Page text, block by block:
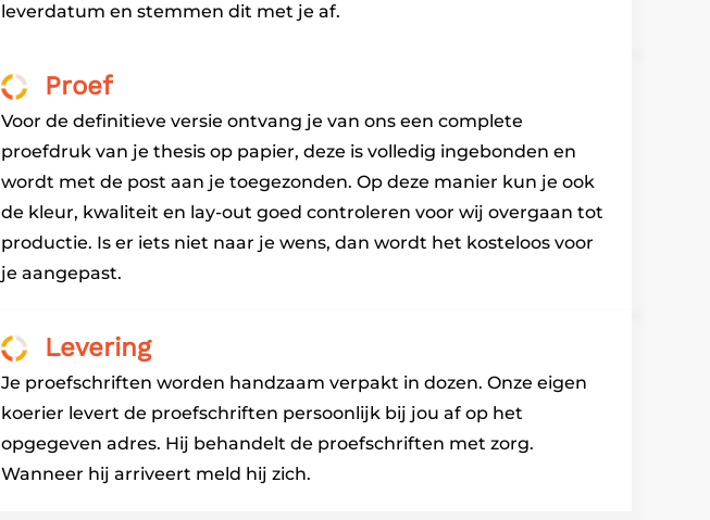
leverdatum en stemmen dit met je af.
Proef
Voor de definitieve versie ontvang je van ons een complete
proefdruk van je thesis op papier, deze is volledig ingebonden en
wordt met de post aan je toegezonden. Op deze manier kun je ook
de kleur, kwaliteit en lay-out goed controleren voor wij overgaan tot
productie. Is er iets niet naar je wens, dan wordt het kosteloos voor
je aangepast.
Levering
Je proefschriften worden handzaam verpakt in dozen. Onze eigen
koerier levert de proefschriften persoonlijk bij jou af op het
opgegeven adres. Hij behandelt de proefschriften met zorg.
Wanneer hij arriveert meld hij zich.